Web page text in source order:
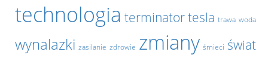
technologia terminatortesla trawa woda
wynalazki zasilanie zdrowie zmiany śmieci świat